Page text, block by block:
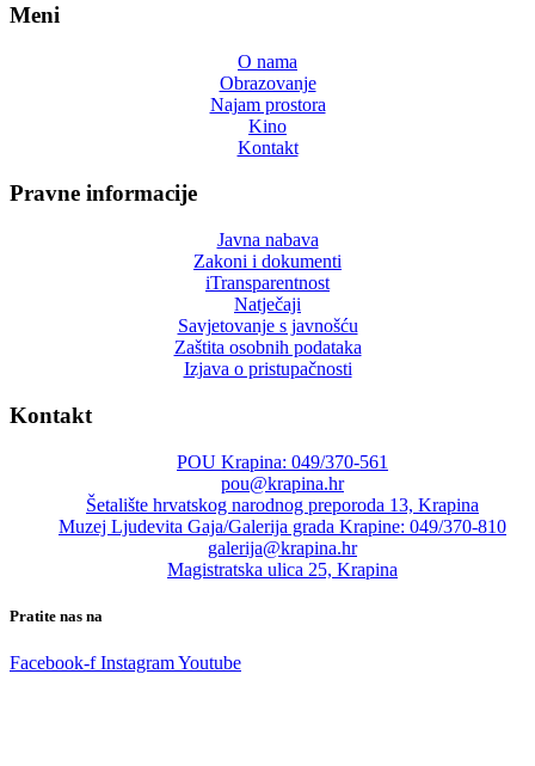
Meni
O nama
Obrazovanje
Najam prostora
Kino
Kontakt
Pravne informacije
Javna nabava
Zakoni i dokumenti
iTransparentnost
Natječaji
Savjetovanje s javnošću
Zaštita osobnih podataka
Izjava o pristupačnosti
Kontakt
POU Krapina: 049/370-561
pou@krapina.hr
Šetalište hrvatskog narodnog preporoda 13, Krapina
Muzej Ljudevita Gaja/Galerija grada Krapine: 049/370-810
galerija@krapina.hr
Magistratska ulica 25, Krapina
Pratite nas na
Facebook-f InstagramYoutube